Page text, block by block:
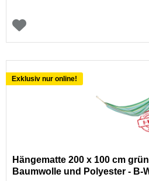
Exklusiv nur online!
Hängematte 200 x 100 cm
Baumwolle und Polyester - B-